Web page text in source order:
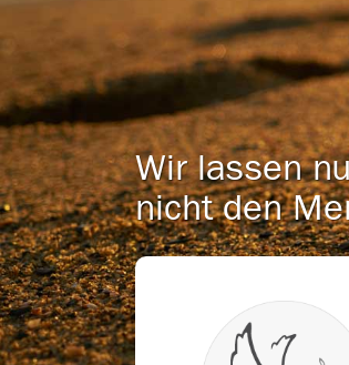
Wir lassen
nicht den